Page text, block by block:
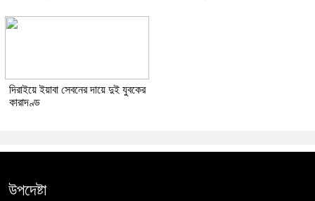
দিরাইয়ে ইয়াবা সেবনের দায়ে দুই যুবকের
কারাদণ্ড
উপদেষ্টা